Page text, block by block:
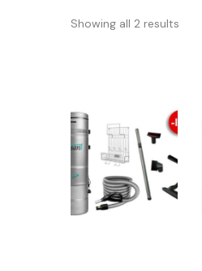
Showing all 2 results